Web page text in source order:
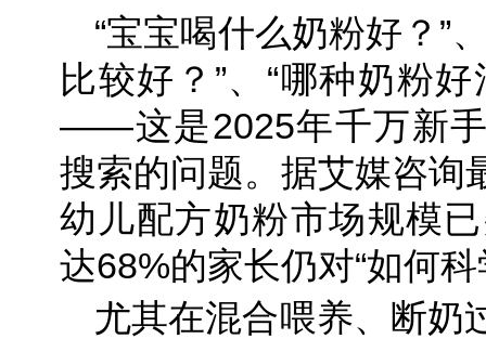
“宝宝喝什么奶粉好？”
比较好？”、“哪种奶粉
——这是2025年千万新
搜索的问题。据艾媒咨询
幼儿配方奶粉市场规模
达68%的家长仍对“如何
尤其在混合喂养、断奶